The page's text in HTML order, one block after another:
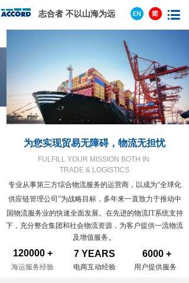
为您实现贸易无障碍，物流无担忧
7 YEARS
用户提供服务
120000 +
海运服务经验
专业从事第三方综合物流服务的运营商，以成为“全球化
供应链管理公司”为战略目标，多年来一直致力于推动中
国物流服务业的快速全面发展。 在先进的物流IT系统支持
下，充分整合集团和社会物流资源，为客户提供一流物流
及增值服务。
电商互动经验
6000 +
FULFILL YOUR MISSION BOTH IN
TRADE & LOGISTICS
志合者 不以山海为远